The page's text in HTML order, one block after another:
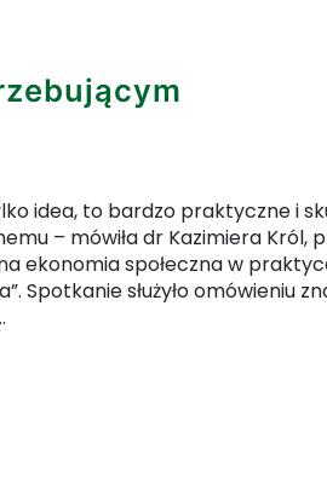
artykułu:
idea, to bardzo praktyczne i
– mówiła dr Kazimiera Król,
ekonomia społeczna w
Spotkanie służyło omówieniu
artykułu: Z misją